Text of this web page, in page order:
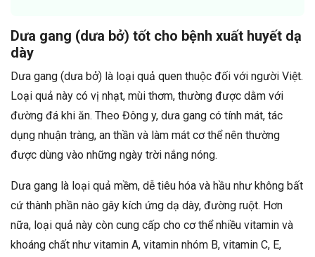
Dưa gang (dưa bở) tốt cho bệnh xuất huyết dạ
dày
Dưa gang (dưa bở) là loại quả quen thuộc đối với người Việt.
Loại quả này có vị nhạt, mùi thơm, thường được dằm với
đường đá khi ăn. Theo Đông y, dưa gang có tính mát, tác
dụng nhuận tràng, an thần và làm mát cơ thể nên thường
được dùng vào những ngày trời nắng nóng.
Dưa gang là loại quả mềm, dễ tiêu hóa và hầu như không bất
cứ thành phần nào gây kích ứng dạ dày, đường ruột. Hơn
nữa, loại quả này còn cung cấp cho cơ thể nhiều vitamin và
khoáng chất như vitamin A, vitamin nhóm B, vitamin C, E,